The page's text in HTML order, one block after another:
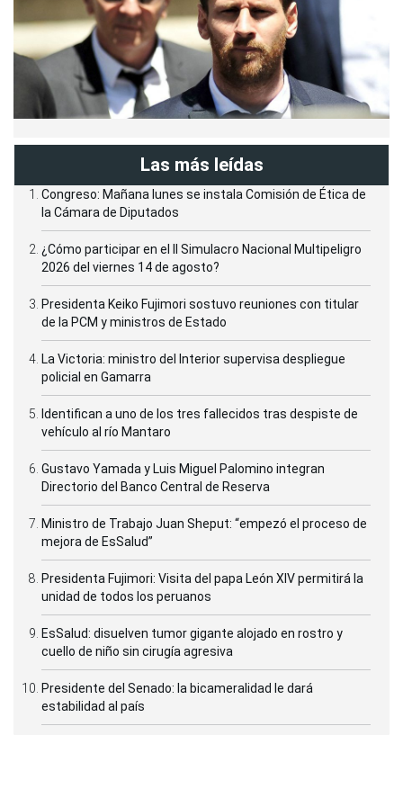
Las más leídas
Congreso: Mañana lunes se instala Comisión de Ética de
la Cámara de Diputados
¿Cómo participar en el II Simulacro Nacional Multipeligro
2026 del viernes 14 de agosto?
Presidenta Keiko Fujimori sostuvo reuniones con titular
de la PCM y ministros de Estado
La Victoria: ministro del Interior supervisa despliegue
policial en Gamarra
Identifican a uno de los tres fallecidos tras despiste de
vehículo al río Mantaro
Gustavo Yamada y Luis Miguel Palomino integran
Directorio del Banco Central de Reserva
Ministro de Trabajo Juan Sheput: “empezó el proceso de
mejora de EsSalud”
Presidenta Fujimori: Visita del papa León XIV permitirá la
unidad de todos los peruanos
EsSalud: disuelven tumor gigante alojado en rostro y
cuello de niño sin cirugía agresiva
Presidente del Senado: la bicameralidad le dará
estabilidad al país